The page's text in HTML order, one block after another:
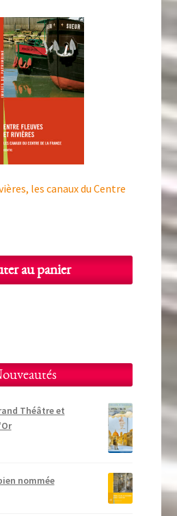
les canaux du Centre
au panier
Théâtre et
nommée